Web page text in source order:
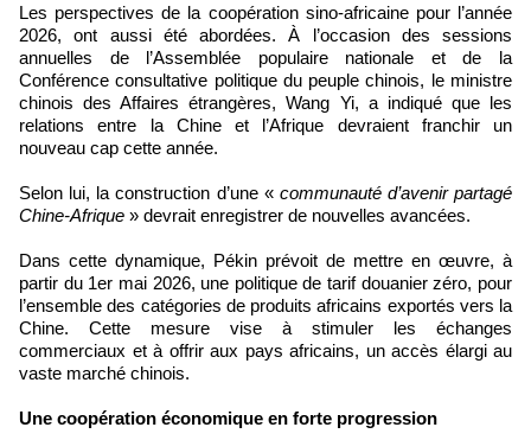
Les perspectives de la coopération sino-africaine pour l’année
2026, ont aussi été abordées. À l’occasion des sessions
annuelles de l’Assemblée populaire nationale et de la
Conférence consultative politique du peuple chinois, le ministre
chinois des Affaires étrangères, Wang Yi, a indiqué que les
relations entre la Chine et l’Afrique devraient franchir un
nouveau cap cette année.
Selon lui, la construction d’une « communauté d’avenir partagé
Chine-Afrique » devrait enregistrer de nouvelles avancées.
Dans cette dynamique, Pékin prévoit de mettre en œuvre, à
partir du 1er mai 2026, une politique de tarif douanier zéro, pour
l’ensemble des catégories de produits africains exportés vers la
Chine. Cette mesure vise à stimuler les échanges
commerciaux et à offrir aux pays africains, un accès élargi au
vaste marché chinois.
Une coopération économique en forte progression